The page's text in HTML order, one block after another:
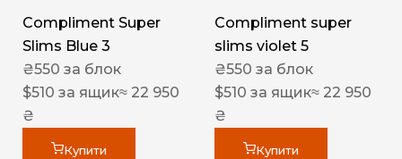
Compliment Super
Slims Blue 3
₴550 за блок
$510 за ящик≈ 22 950
₴
Купити
Compliment super
slims violet 5
₴550 за блок
$510 за ящик≈ 22 950
₴
Купити